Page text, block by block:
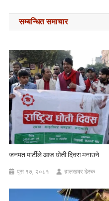
navigation
सम्बन्धित समाचार
जनमत पार्टीले आज धोती दिवस मनाउने
पुस १७, २०८१ हालखबर डेस्क